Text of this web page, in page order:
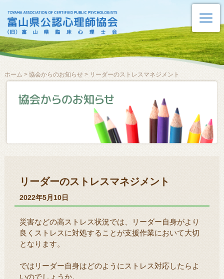
ホーム > 協会からのお知らせ> リーダーのストレスマネジメント
リーダーのストレスマネジメント
2022年5月10日
災害などの高ストレス状況では、リーダー自身がより
良くストレスに対処することが支援作業において大切
となります。
ではリーダー自身はどのようにストレス対応したらよ
いのでしょうか。